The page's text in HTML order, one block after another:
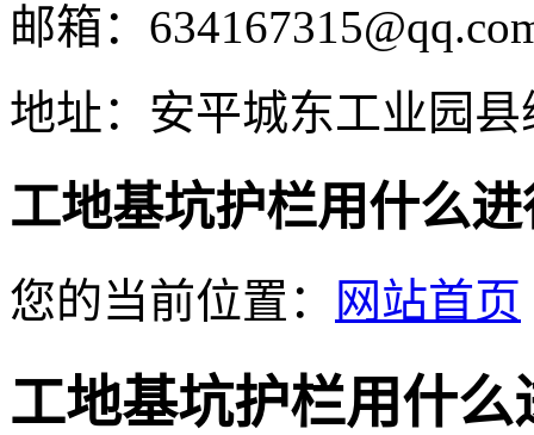
邮箱：
地址：安平城东工业园县
工地基坑护栏用什么
您的当前位置： 网站首页
工地基坑护栏用什